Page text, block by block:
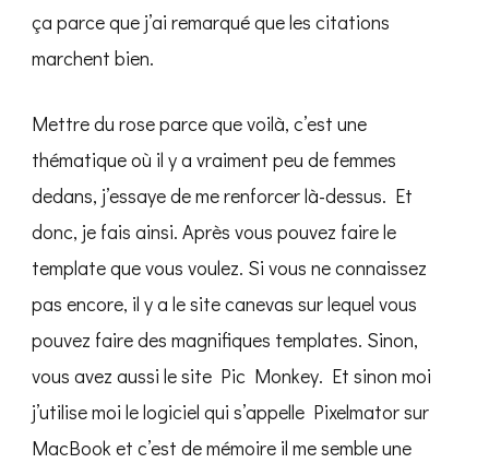
ça parce que j’ai remarqué que les citations
marchent bien.
Mettre du rose parce que voilà, c’est une
thématique où il y a vraiment peu de femmes
dedans, j’essaye de me renforcer là-dessus. Et
donc, je fais ainsi. Après vous pouvez faire le
template que vous voulez. Si vous ne connaissez
pas encore, il y a le site canevas sur lequel vous
pouvez faire des magnifiques templates. Sinon,
vous avez aussi le site Pic Monkey. Et sinon moi
j’utilise moi le logiciel qui s’appelle Pixelmator sur
MacBook et c’est de mémoire il me semble une